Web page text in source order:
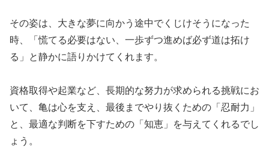
その姿は、大きな夢に向かう途中でくじけそうになった
時、「慌てる必要はない、一歩ずつ進めば必ず道は拓け
る」と静かに語りかけてくれます。
資格取得や起業など、長期的な努力が求められる挑戦にお
いて、亀は心を支え、最後までやり抜くための「忍耐力」
と、最適な判断を下すための「知恵」を与えてくれるでし
ょう。